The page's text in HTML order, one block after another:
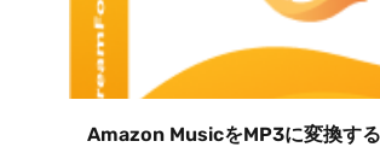
Amazon MusicをMP3に変換す